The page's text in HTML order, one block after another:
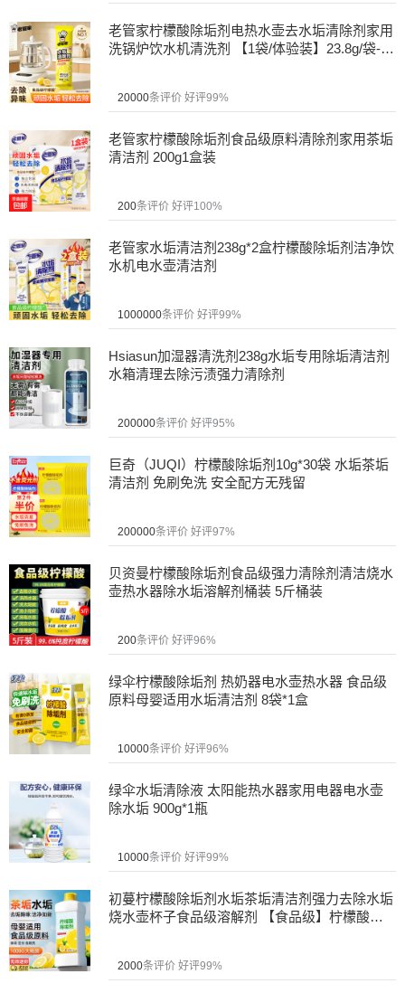
老管家柠檬酸除垢剂电热水壶去水垢清除剂家用
洗锅炉饮水机清洗剂 【1袋/体验装】23.8g/袋-非
20000条评价 好评99%
老管家柠檬酸除垢剂食品级原料清除剂家用茶垢
清洁剂 200g1盒装
200条评价 好评100%
老管家水垢清洁剂238g*2盒柠檬酸除垢剂洁净饮
水机电水壶清洁剂
1000000条评价 好评99%
Hsiasun加湿器清洗剂238g水垢专用除垢清洁剂
水箱清理去除污渍强力清除剂
200000条评价 好评95%
巨奇（JUQI）柠檬酸除垢剂10g*30袋 水垢茶垢
清洁剂 免刷免洗 安全配方无残留
200000条评价 好评97%
贝资曼柠檬酸除垢剂食品级强力清除剂清洁烧水
壶热水器除水垢溶解剂桶装 5斤桶装
200条评价 好评96%
绿伞柠檬酸除垢剂 热奶器电水壶热水器 食品级
原料母婴适用水垢清洁剂 8袋*1盒
10000条评价 好评96%
绿伞水垢清除液 太阳能热水器家用电器电水壶
除水垢 900g*1瓶
10000条评价 好评99%
初蔓柠檬酸除垢剂水垢茶垢清洁剂强力去除水垢
烧水壶杯子食品级溶解剂 【食品级】柠檬酸除
2000条评价 好评99%